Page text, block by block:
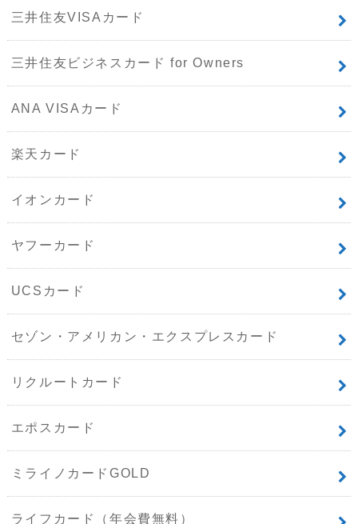
三井住友VISAカード
三井住友ビジネスカード for Owners
ANA VISAカード
楽天カード
イオンカード
ヤフーカード
UCSカード
セゾン・アメリカン・エクスプレスカード
リクルートカード
エポスカード
ミライノカードGOLD
ライフカード（年会費無料）